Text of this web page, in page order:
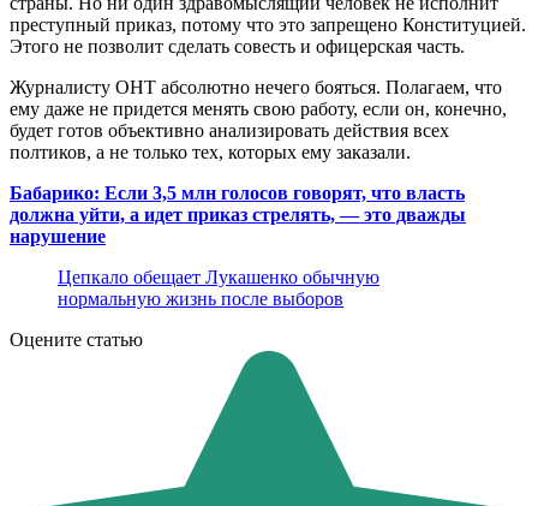
преступный приказ, потому что это запрещено Конституцией.
Этого не позволит сделать совесть и офицерская часть.
Журналисту ОНТ абсолютно нечего бояться. Полагаем, что
ему даже не придется менять свою работу, если он, конечно,
будет готов объективно анализировать действия всех
полтиков, а не только тех, которых ему заказали.
Бабарико: Если 3,5 млн голосов говорят, что власть
должна уйти, а идет приказ стрелять, — это дважды
нарушение
Цепкало обещает Лукашенко обычную
нормальную жизнь после выборов
Оцените статью